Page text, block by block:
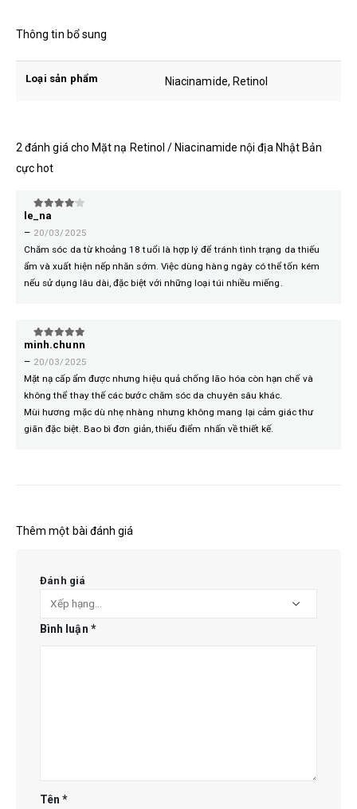
Thông tin bổ sung
Loại sản phẩm Niacinamide, Retinol
2 đánh giá cho Mặt nạ Retinol / Niacinamide nội địa Nhật Bản
cực hot
trên 5
le_na
– 20/03/2025
Chăm sóc da từ khoảng 18 tuổi là hợp lý để tránh tình trạng da thiếu
ẩm và xuất hiện nếp nhăn sớm. Việc dùng hàng ngày có thể tốn kém
nếu sử dụng lâu dài, đặc biệt với những loại túi nhiều miếng.
5trên 5
minh.chunn
– 20/03/2025
Mặt nạ cấp ẩm được nhưng hiệu quả chống lão hóa còn hạn chế và
không thể thay thế các bước chăm sóc da chuyên sâu khác.
Mùi hương mặc dù nhẹ nhàng nhưng không mang lại cảm giác thư
giãn đặc biệt. Bao bì đơn giản, thiếu điểm nhấn về thiết kế.
Thêm một bài đánh giá
Đánh giá
Bình luận *
Tên*